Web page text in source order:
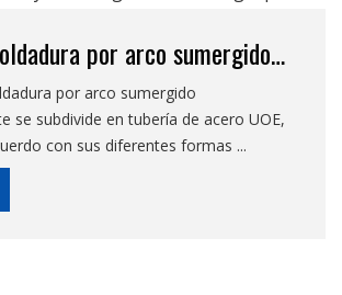
por arco sumergido
por arco sumergido
se subdivide en tubería de acero UOE,
con sus diferentes formas ...